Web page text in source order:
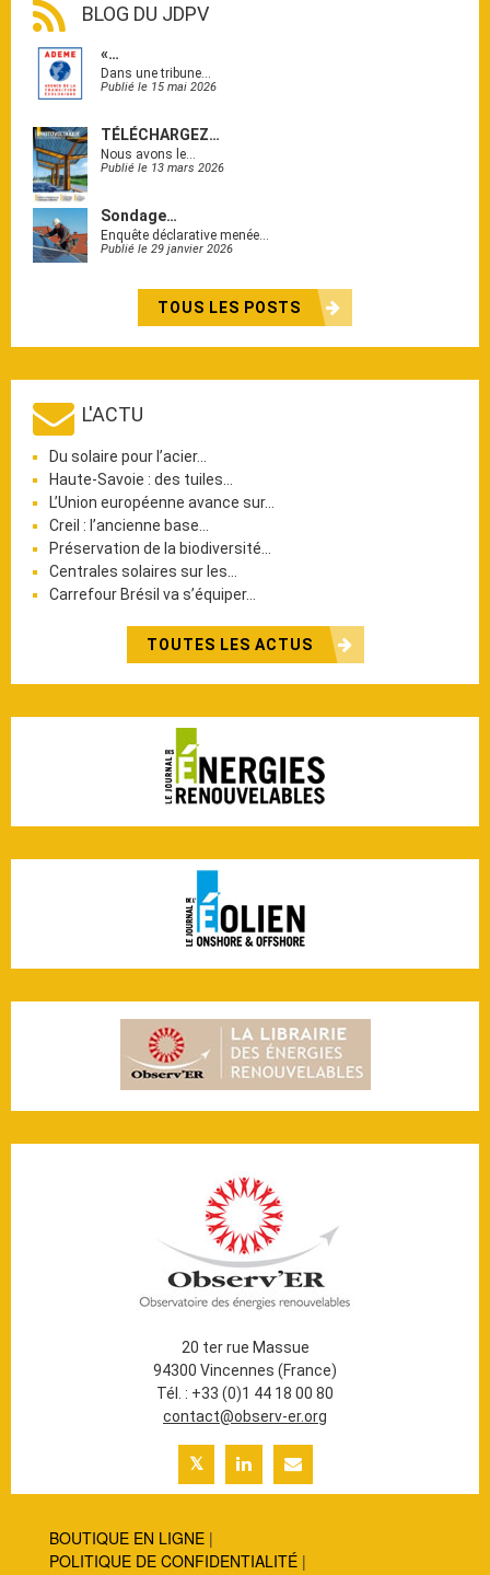
BLOG DU JDPV
«…
Dans une tribune…
Publié le 15 mai 2026
TÉLÉCHARGEZ…
Nous avons le…
Publié le 13 mars 2026
Sondage…
Enquête déclarative menée…
Publié le 29 janvier 2026
TOUS LES POSTS
L'ACTU
Du solaire pour l’acier…
Haute-Savoie : des tuiles…
L’Union européenne avance sur…
Creil : l’ancienne base…
Préservation de la biodiversité…
Centrales solaires sur les…
Carrefour Brésil va s’équiper…
TOUTES LES ACTUS
20 ter rue Massue
94300 Vincennes (France)
Tél. : +33 (0)1 44 18 00 80
contact@observ-er.org
BOUTIQUE EN LIGNE
POLITIQUE DE CONFIDENTIALITÉ